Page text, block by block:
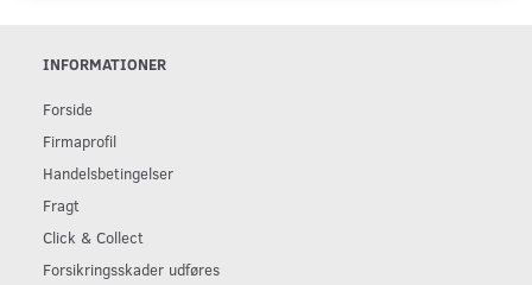
INFORMATIONER
Forside
Firmaprofil
Handelsbetingelser
Fragt
Click & Collect
Forsikringsskader udføres